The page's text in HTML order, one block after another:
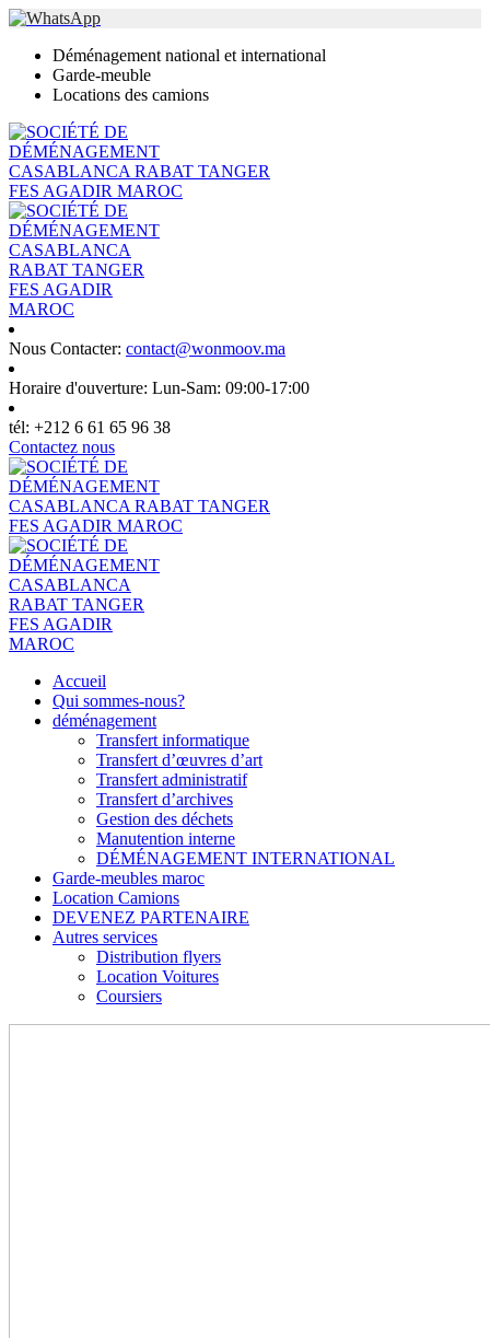
Déménagement national et international
Garde-meuble
Locations des camions
Nous Contacter: contact@wonmoov.ma
Horaire d'ouverture: Lun-Sam: 09:00-17:00
tél: +212 6 61 65 96 38
Contactez nous
Accueil
Qui sommes-nous?
déménagement
Transfert informatique
Transfert d’œuvres d’art
Transfert administratif
Transfert d’archives
Gestion des déchets
Manutention interne
DÉMÉNAGEMENT INTERNATIONAL
Garde-meubles maroc
Location Camions
DEVENEZ PARTENAIRE
Autres services
Distribution flyers
Location Voitures
Coursiers